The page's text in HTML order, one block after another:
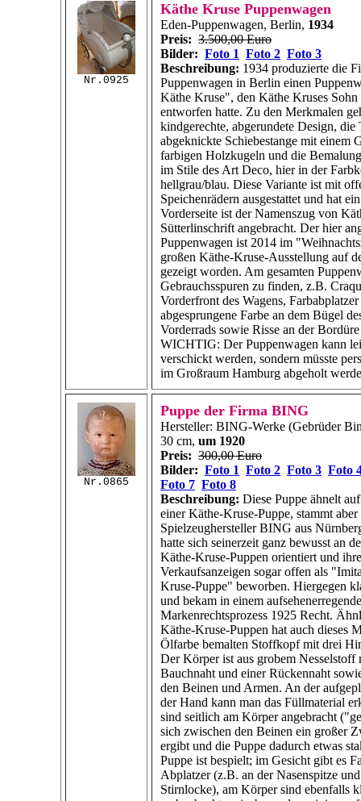
Nr.0925
Käthe Kruse Puppenwagen
Eden-Puppenwagen, Berlin, 1934
Preis: 3.500,00 Euro
Bilder: Foto 1 Foto 2 Foto 3
Beschreibung: 1934 produzierte die
Puppenwagen in Berlin einen
Käthe Kruse", den Käthe Kruses Sohn
entworfen hatte. Zu den Merkmalen
kindgerechte, abgerundete Design, die
abgeknickte Schiebestange mit einem
farbigen Holzkugeln und die
im Stile des Art Deco, hier in der
hellgrau/blau. Diese Variante ist mit
Speichenrädern ausgestattet und hat
Vorderseite ist der Namenszug von
Sütterlinschrift angebracht. Der hier
Puppenwagen ist 2014 im
großen Käthe-Kruse-Ausstellung auf
gezeigt worden. Am gesamten
Gebrauchsspuren zu finden, z.B.
Vorderfront des Wagens,
abgesprungene Farbe an dem Bügel
Vorderrads sowie Risse an der
WICHTIG: Der Puppenwagen kann
verschickt werden, sondern müsste
im Großraum Hamburg abgeholt
Nr.0865
Puppe der Firma BING
Hersteller: BING-Werke (Gebrüder
30 cm, um 1920
Preis: 300,00 Euro
Bilder: Foto 1 Foto 2 Foto 3 Foto
Foto 7 Foto 8
Beschreibung: Diese Puppe ähnelt
einer Käthe-Kruse-Puppe, stammt
Spielzeughersteller BING aus
hatte sich seinerzeit ganz bewusst an
Käthe-Kruse-Puppen orientiert und
Verkaufsanzeigen sogar offen als
Kruse-Puppe" beworben. Hiergegen
und bekam in einem
Markenrechtsprozess 1925 Recht.
Käthe-Kruse-Puppen hat auch dieses
Ölfarbe bemalten Stoffkopf mit drei
Der Körper ist aus grobem Nesselstoff
Bauchnaht und einer Rückennaht
den Beinen und Armen. An der
der Hand kann man das Füllmaterial
sind seitlich am Körper angebracht
sich zwischen den Beinen ein großer
ergibt und die Puppe dadurch etwas
Puppe ist bespielt; im Gesicht gibt es
Abplatzer (z.B. an der Nasenspitze
Stirnlocke), am Körper sind ebenfalls